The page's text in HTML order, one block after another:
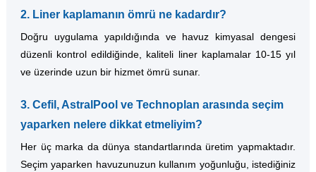
2. Liner kaplamanın ömrü ne kadardır?
Doğru uygulama yapıldığında ve havuz kimyasal dengesi
düzenli kontrol edildiğinde, kaliteli liner kaplamalar 10-15 yıl
ve üzerinde uzun bir hizmet ömrü sunar.
3. Cefil, AstralPool ve Technoplan arasında seçim
yaparken nelere dikkat etmeliyim?
Her üç marka da dünya standartlarında üretim yapmaktadır.
Seçim yaparken havuzunuzun kullanım yoğunluğu, istediğiniz